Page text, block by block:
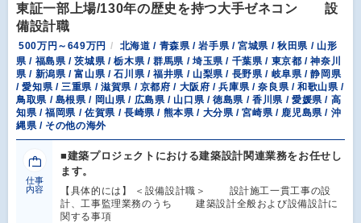
東証一部上場/130年の歴史を持つ大手ゼネコン 設
備設計職
500万円～649万円
北海道 / 青森県 / 岩手県 / 宮城県 / 秋田県 / 山形
県 / 福島県 / 茨城県 / 栃木県 / 群馬県 / 埼玉県 / 千葉県 / 東京都 / 神奈川
県 / 新潟県 / 富山県 / 石川県 / 福井県 / 山梨県 / 長野県 / 岐阜県 / 静岡県
/ 愛知県 / 三重県 / 滋賀県 / 京都府 / 大阪府 / 兵庫県 / 奈良県 / 和歌山県 /
鳥取県 / 島根県 / 岡山県 / 広島県 / 山口県 / 徳島県 / 香川県 / 愛媛県 / 高
知県 / 福岡県 / 佐賀県 / 長崎県 / 熊本県 / 大分県 / 宮崎県 / 鹿児島県 / 沖
縄県 / その他の海外
仕事
内容
■建築プロジェクトにおける建築設計関連業務をお任せし
ます。
【具体的には】 ＜設備設計職＞ 設計施工一貫工事の設
計、工事監理業務のうち 建築設計全般および設備設計に
関する事項